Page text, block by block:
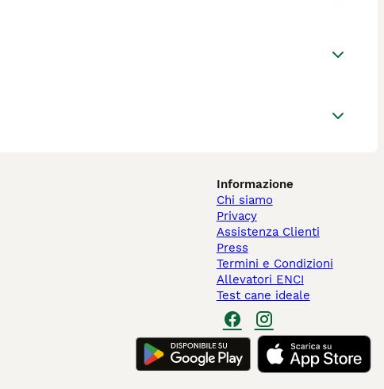
Informazione
Chi siamo
Privacy
Assistenza Clienti
Press
Termini e Condizioni
Allevatori ENCI
Test cane ideale